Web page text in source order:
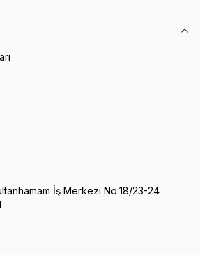
İş Merkezi No:18/23-24